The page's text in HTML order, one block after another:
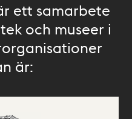
ett samarbete
och museer i
är: